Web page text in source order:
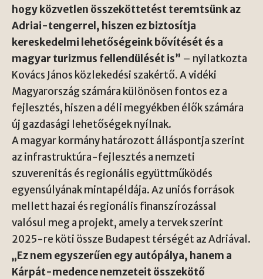
hogy közvetlen összeköttetést teremtsünk az
Adriai-tengerrel, hiszen ez biztosítja
kereskedelmi lehetőségeink bővítését és a
magyar turizmus fellendülését is” – nyilatkozta
Kovács János közlekedési szakértő. A vidéki
Magyarország számára különösen fontos ez a
fejlesztés, hiszen a déli megyékben élők számára
új gazdasági lehetőségek nyílnak.
A magyar kormány határozott álláspontja szerint
az infrastruktúra-fejlesztés a nemzeti
szuverenitás és regionális együttműködés
egyensúlyának mintapéldája. Az uniós források
mellett hazai és regionális finanszírozással
valósul meg a projekt, amely a tervek szerint
2025-re köti össze Budapest térségét az Adriával.
„Ez nem egyszerűen egy autópálya, hanem a
Kárpát-medence nemzeteit összekötő